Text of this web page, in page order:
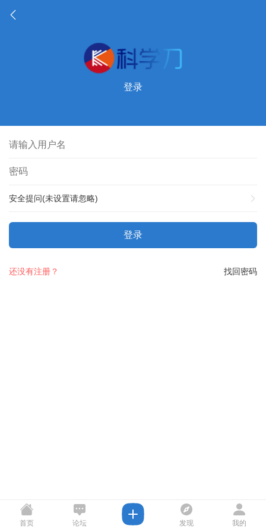
登录
安全提问(未设置请忽略)
登录
找回密码
还没有注册？
首页 论坛 发现 我的